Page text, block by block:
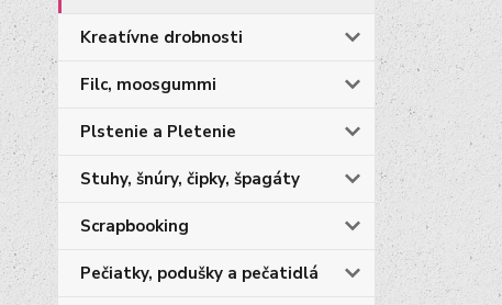
Kreatívne drobnosti
Filc, moosgummi
Plstenie a Pletenie
Stuhy, šnúry, čipky, špagáty
Scrapbooking
Pečiatky, podušky a pečatidlá